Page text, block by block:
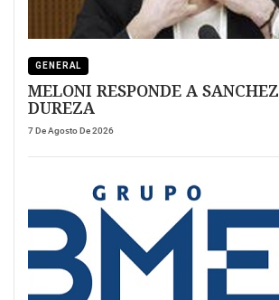
GENERAL
MELONI RESPONDE A SANCHEZ CON
DUREZA
7 De Agosto De 2026